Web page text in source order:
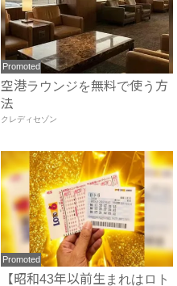
Promoted
空港ラウンジを無料で使う方
法
クレディセゾン
Promoted
【昭和43年以前生まれはロト